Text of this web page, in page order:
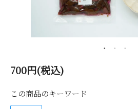
700円(税込)
この商品のキーワード